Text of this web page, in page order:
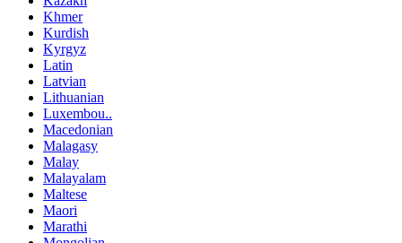
Khmer
Kurdish
Kyrgyz
Latin
Latvian
Lithuanian
Luxembou..
Macedonian
Malagasy
Malay
Malayalam
Maltese
Maori
Marathi